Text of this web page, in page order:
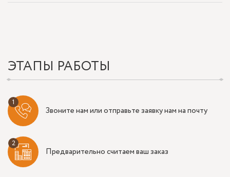
ЭТАПЫ РАБОТЫ
Звоните нам или отправьте заявку нам на почту
Предварительно считаем ваш заказ